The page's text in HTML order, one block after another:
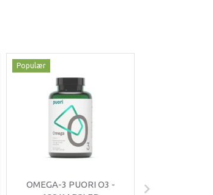
Populær
OMEGA-3 PUORI O3 -